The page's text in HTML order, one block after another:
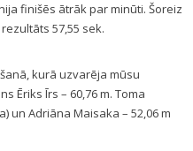
finišēs ātrāk par minūti. Šoreiz
57,55 sek.
kurā uzvarēja mūsu
Ēriks Īrs – 60,76 m. Toma
un Adriāna Maisaka – 52,06 m